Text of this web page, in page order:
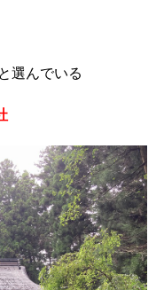
選んでいる